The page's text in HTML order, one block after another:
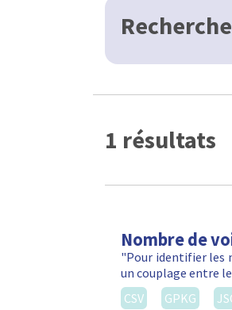
Recherche
1 résultats
Nombre de
"Pour identifier les
un couplage entre
CSV
GPKG